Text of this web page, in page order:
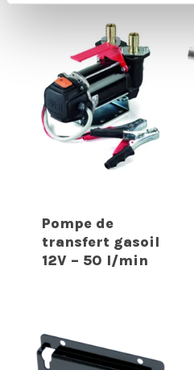
Pompe de
transfert gasoil
12V – 50 l/min